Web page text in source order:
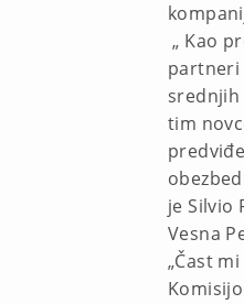
„ Kao
partneri
srednjih
tim
je Silvio
Vesna
„Čast